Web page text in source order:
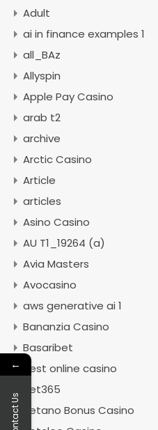
Adult
ai in finance examples 1
all_BAz
Allyspin
Apple Pay Casino
arab t2
archive
Arctic Casino
Article
articles
Asino Casino
AU T1_19264 (a)
Avia Masters
Avocasino
aws generative ai 1
Bananzia Casino
Basaribet
Best online casino
Bet365
Betano Bonus Casino
←
Contact Us